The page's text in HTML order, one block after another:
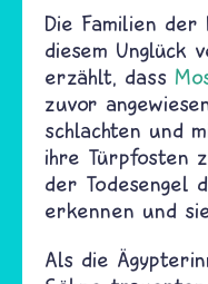
Die Familien
diesem Unglück
erzählt, dass
zuvor
schlachten und
ihre Türpfosten
der Todesengel
erkennen und
Als die